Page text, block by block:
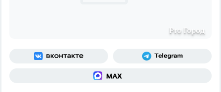
Pro Город